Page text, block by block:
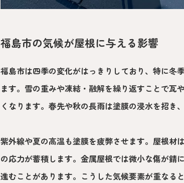
福島市の気候が屋根に与える影響
福島市は四季の変化がはっきりしており、特に冬
ます。雪の重みや凍結・融解を繰り返すことで瓦
くなります。春先や秋の長雨は塗膜の浸水を招き
紫外線や夏の高温も塗膜を疲弊させます。屋根材
の応力が蓄積します。金属屋根では微小な傷が錆
進むことがあります。こうした気候要素が重なる